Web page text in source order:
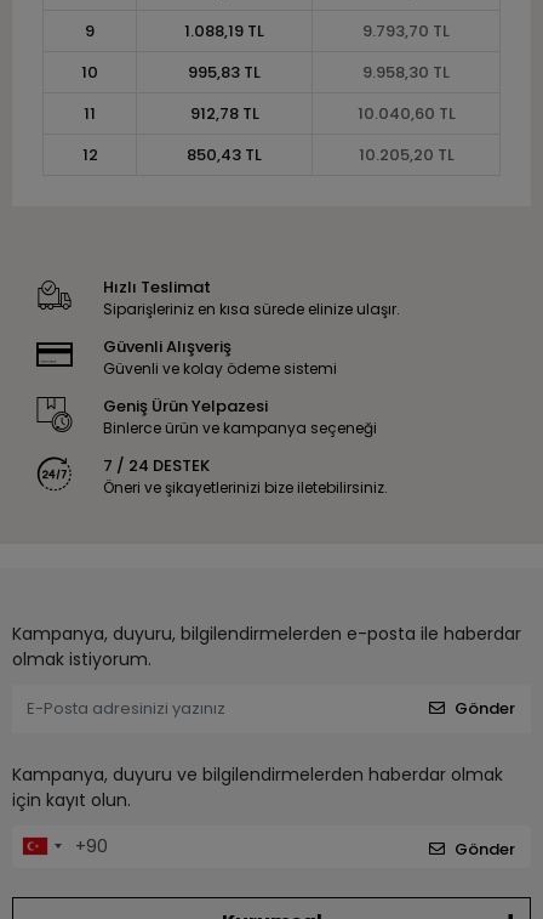
9
1.088,19 TL
9.793,70 TL
10
995,83 TL
9.958,30 TL
11
912,78 TL
10.040,60 TL
12
850,43 TL 10.205,20 TL
Hızlı Teslimat
Siparişleriniz en kısa sürede elinize ulaşır.
Güvenli Alışveriş
Güvenli ve kolay ödeme sistemi
Geniş Ürün Yelpazesi
Binlerce ürün ve kampanya seçeneği
7 / 24 DESTEK
Öneri ve şikayetlerinizi bize iletebilirsiniz.
Kampanya, duyuru, bilgilendirmelerden e-posta ile haberdar
olmak istiyorum.
Gönder
Kampanya, duyuru ve bilgilendirmelerden haberdar olmak
için kayıt olun.
Gönder